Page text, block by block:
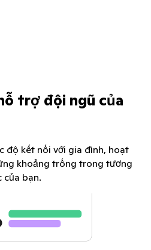
trợ đội ngũ của
độ kết nối với gia đình, hoạt
khoảng trống trong tương
bạn.